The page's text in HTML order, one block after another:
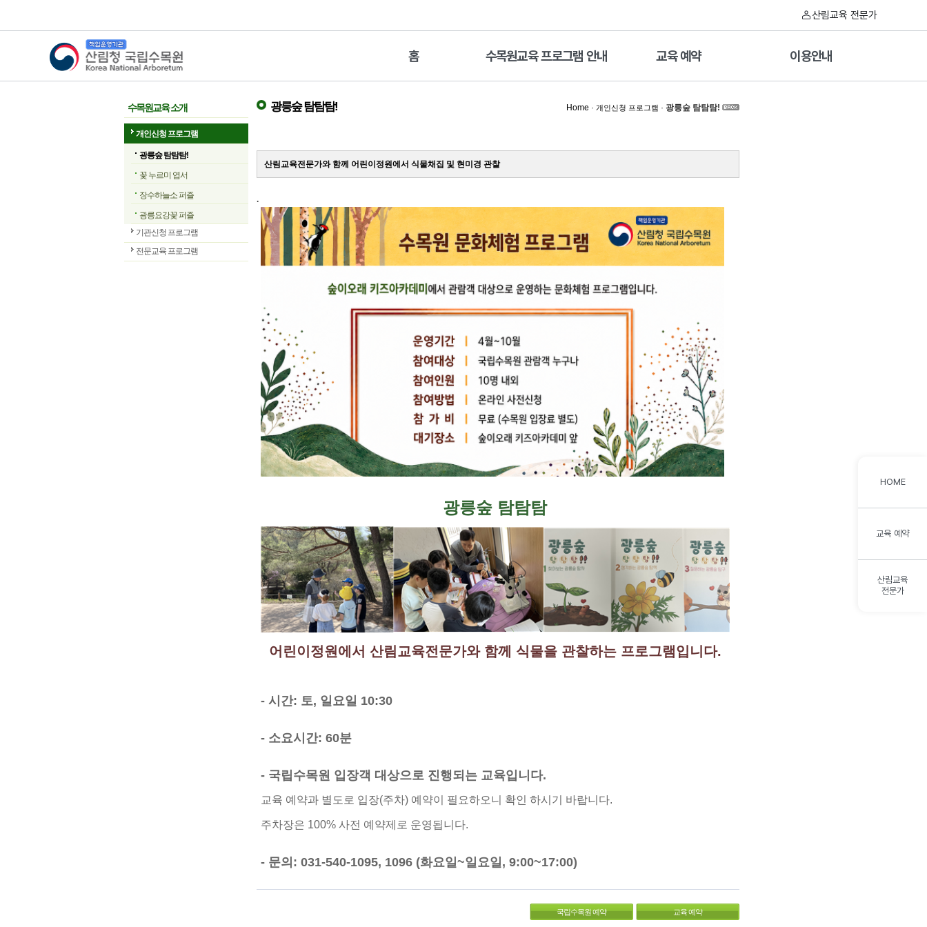
산림교육 전문가
산림청 국립수목원
홈 수목원교육 프로그램 안내 교육 예약 이용안내
수목원교육 소개
개인신청 프로그램
광릉숲 탐탐탐!
꽃 누르미 엽서
장수하늘소 퍼즐
광릉요강꽃 퍼즐
기관신청 프로그램
전문교육 프로그램
Home · 개인신청 프로그램 · 광릉숲 탐탐탐!
광릉숲 탐탐탐!
산림교육전문가와 함께 어린이정원에서 식물채집 및 현미경 관찰
.
광릉숲 탐탐탐
어린이정원에서 산림교육전문가와 함께 식물을 관찰하는 프로그램입니다.
- 시간: 토, 일요일 10:30
- 소요시간: 60분
- 국립수목원 입장객 대상으로 진행되는 교육입니다.
교육 예약과 별도로 입장(주차) 예약이 필요하오니 확인 하시기 바랍니다.
주차장은 100% 사전 예약제로 운영됩니다.
- 문의: 031-540-1095, 1096 (화요일~일요일, 9:00~17:00)
교육 예약
국립수목원 예약
HOME
교육 예약
산림교육
전문가